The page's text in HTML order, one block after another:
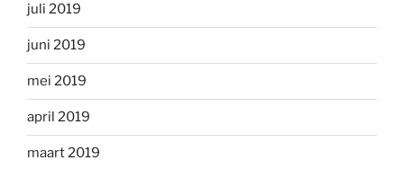
juli 2019
juni 2019
mei 2019
april 2019
maart 2019